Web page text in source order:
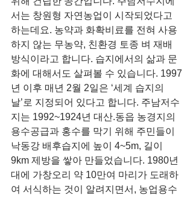
서는 창원형 자연농업이 시작되었다고
하는데요. 농약과 화확비료를 전혀 사용
하지 않는 무농약, 친환경 토종 벼 재배
방식이라고 합니다. 습지에서의 삶과 문
화에 대해서도 살펴볼 수 있습니다. 1997
년 이후 매년 2월 2일은 ‘세계 습지의
날’로 지정되어 있다고 합니다. 주남저수
지는 1992~1924년 대산.동읍 농경지의
용수공급과 홍수를 막기 위해 주민들이
낙동강 배후습지에 높이 4~5m, 길이
9km 제방을 쌓아 만들었습니다. 1980년
대에 가창오리 약 10만여 마리가 도래하
여 서식하는 것이 알려지면서, 농업용수